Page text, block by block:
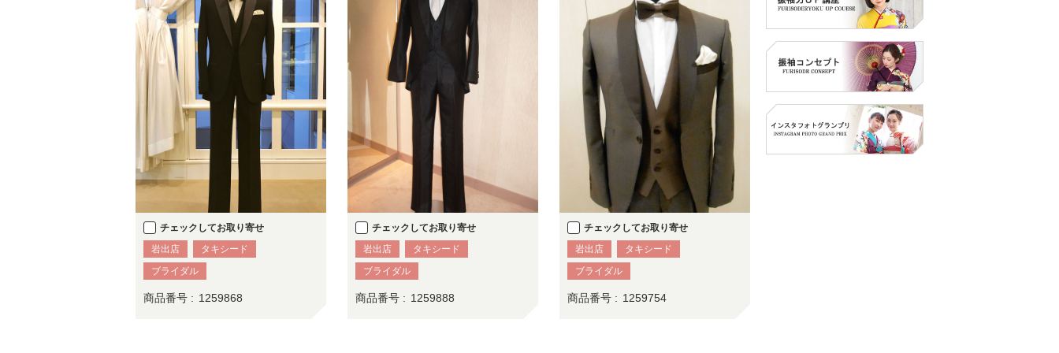
チェックしてお取り寄せ
岩出店
タキシード
ブライダル
商品番号 : 1259868
チェックしてお取り寄せ
岩出店
タキシード
ブライダル
商品番号 : 1259888
チェックしてお取り寄せ
岩出店
タキシード
ブライダル
商品番号 : 1259754